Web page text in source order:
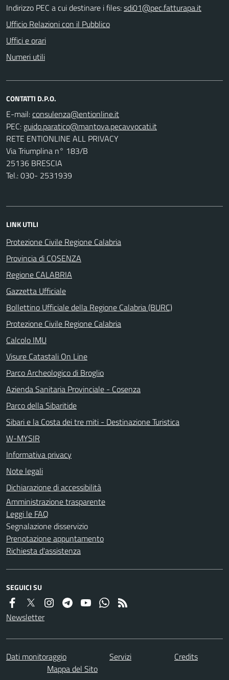
Indirizzo PEC a cui destinare i files:sdi01@pec.fatturapa.it
Ufficio Relazioni con il Pubblico
Uffici e orari
Numeri utili
CONTATTI D.P.O.
E-mail:
PEC:
RETE ENTIONLINE ALL PRIVACY
Via Triumplina n° 183/B
25136 BRESCIA
Tel.: 030- 2531939
LINK UTILI
Protezione Civile Regione Calabria
Provincia di COSENZA
Regione CALABRIA
Gazzetta Ufficiale
Bollettino Ufficiale della Regione Calabria (BURC)
Protezione Civile Regione Calabria
Calcolo IMU
Visure Catastali On Line
Parco Archeologico di Broglio
Azienda Sanitaria Provinciale - Cosenza
Parco della Sibaritide
Sibari e la Costa dei tre miti - Destinazione Turistica
W-MYSIR
Informativa privacy
Note legali
Dichiarazione di accessibilità
Amministrazione trasparente
Leggi le FAQ
Segnalazione disservizio
Prenotazione appuntamento
Richiesta d'assistenza
SEGUICI SU
Newsletter
Dati monitoraggio Servizi
Credits
Mappa del Sito